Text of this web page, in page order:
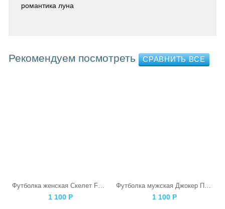
романтика луна
Рекомендуем посмотреть
1 100 Р 1 100 Р